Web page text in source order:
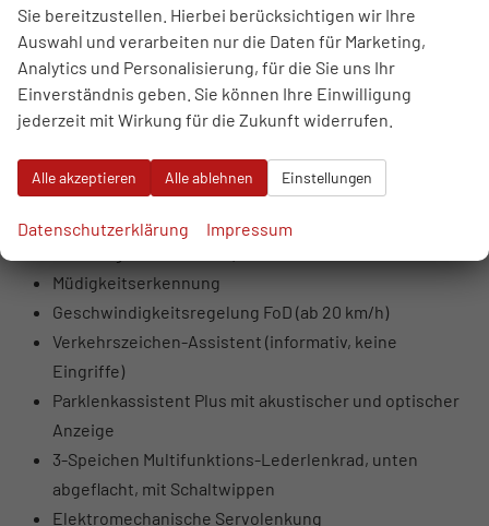
Tagfahrlicht, Positionslicht
Blinker in Glühlampentechnologie
LED-Rückleuchten (Blinker, Bremslicht,
Rückfahrlicht)
Coming- und Leaving-Home Funktion
Kreuzungsassistent
Ausweichassistent mit Lenksupport
Spurhalteassistent mit Notfallassistent (übernimmt
Müdigkeitserkennung
Geschwindigkeitsregelung FoD (ab 20 km/h)
Verkehrszeichen-Assistent (informativ, keine
Eingriffe)
Parklenkassistent Plus mit akustischer und optischer
Anzeige
3-Speichen Multifunktions-Lederlenkrad, unten
abgeflacht, mit Schaltwippen
Elektromechanische Servolenkung
Sie bereitzustellen. Hierbei berücksichtigen wir Ihre
Auswahl und verarbeiten nur die Daten für Marketing,
Analytics und Personalisierung, für die Sie uns Ihr
Einverständnis geben. Sie können Ihre Einwilligung
jederzeit mit Wirkung für die Zukunft widerrufen.
Alle akzeptieren Alle ablehnen Einstellungen
Datenschutzerklärung Impressum